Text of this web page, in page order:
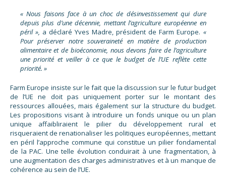
« Nous faisons face à un choc de désinvestissement qui dure
depuis plus d’une décennie, mettant l’agriculture européenne en
péril », a déclaré Yves Madre, président de Farm Europe. «
Pour préserver notre souveraineté en matière de production
alimentaire et de bioéconomie, nous devons faire de l’agriculture
une priorité et veiller à ce que le budget de l’UE reflète cette
priorité. »
Farm Europe insiste sur le fait que la discussion sur le futur budget
de l’UE ne doit pas uniquement porter sur le montant des
ressources allouées, mais également sur la structure du budget.
Les propositions visant à introduire un fonds unique ou un plan
unique affaibliraient le pilier du développement rural et
risqueraient de renationaliser les politiques européennes, mettant
en péril l’approche commune qui constitue un pilier fondamental
de la PAC. Une telle évolution conduirait à une fragmentation, à
une augmentation des charges administratives et à un manque de
cohérence au sein de l’UE.